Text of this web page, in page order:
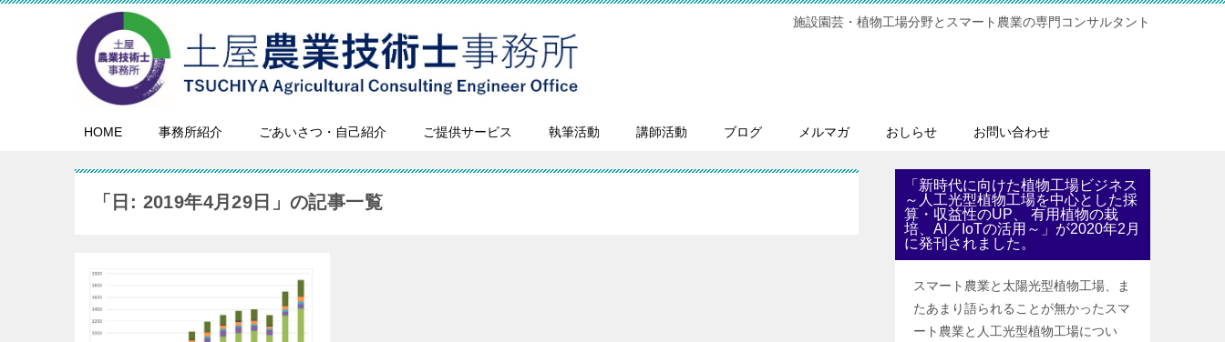
施設園芸・植物工場分野とスマート農業の専門コンサルタント
HOME 事務所紹介 ごあいさつ・自己紹介 ご提供サービス 執筆活動 講師活動 ブログ メルマガ おしらせ お問い合わせ
「日: 2019年4月29日 」の記事一覧
「新時代に向けた植物工場ビジネス
～人工光型植物工場を中心とした採
算・収益性のUP、 有用植物の栽
培、AI／IoTの活用～」が2020年2月
に発刊されました。
スマート農業と太陽光型植物工場、ま
たあまり語られることが無かったスマ
ート農業と人工光型植物工場につい